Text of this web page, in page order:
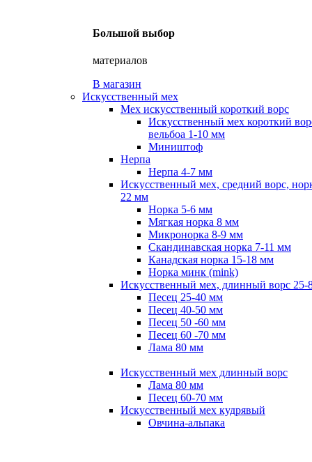
Большой выбор
материалов
В магазин
Искусственный мех
Мех искусственный короткий ворс
Искусственный мех короткий
вельбоа 1-10 мм
Миништоф
Нерпа
Нерпа 4-7 мм
Искусственный мех, средний ворс,
22 мм
Норка 5-6 мм
Мягкая норка 8 мм
Микронорка 8-9 мм
Скандинавская норка 7-11 мм
Канадская норка 15-18 мм
Норка минк (mink)
Искусственный мех, длинный ворс 25-
Песец 25-40 мм
Песец 40-50 мм
Песец 50 -60 мм
Песец 60 -70 мм
Лама 80 мм
Искусственный мех длинный ворс
Лама 80 мм
Песец 60-70 мм
Искусственный мех кудрявый
Овчина-альпака